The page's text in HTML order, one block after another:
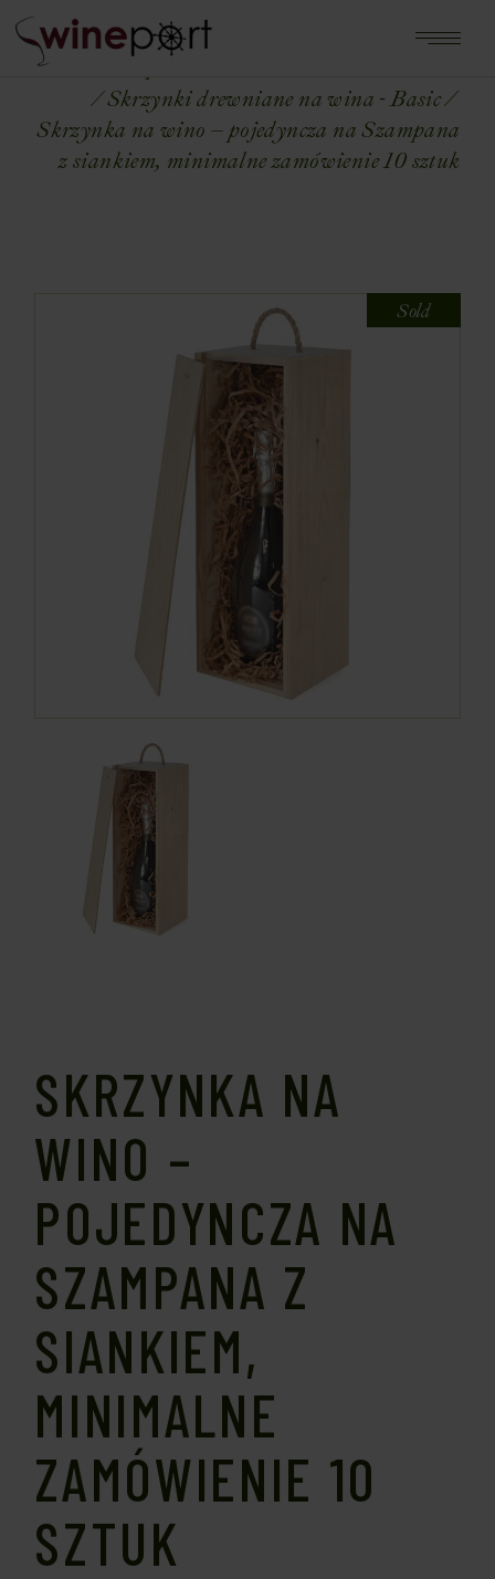
Home
Skrzynki drewniane na wina - Basic
Skrzynka na wino – pojedyncza na Szampana
z siankiem, minimalne zamówienie 10 sztuk
Sold
SKRZYNKA NA
WINO –
POJEDYNCZA NA
SZAMPANA Z
SIANKIEM,
MINIMALNE
ZAMÓWIENIE 10
SZTUK